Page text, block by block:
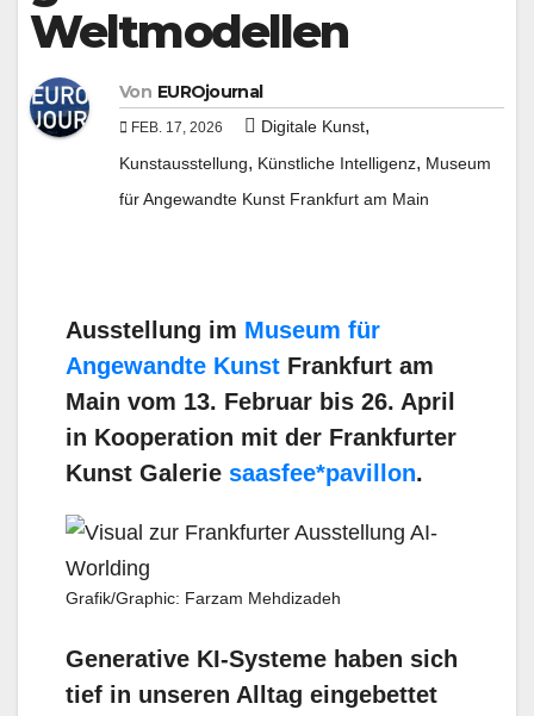
Weltmodellen
Von EUROjournal
FEB. 17, 2026 Digitale Kunst,
Kunstausstellung, Künstliche Intelligenz, Museum
für Angewandte Kunst Frankfurt am Main
Ausstellung im Museum für
Angewandte Kunst Frankfurt am
Main vom 13. Februar bis 26. April
in Kooperation mit der Frankfurter
Kunst Galerie saasfee*pavillon.
Grafik/Graphic: Farzam Mehdizadeh
Generative KI-Systeme haben sich
tief in unseren Alltag eingebettet